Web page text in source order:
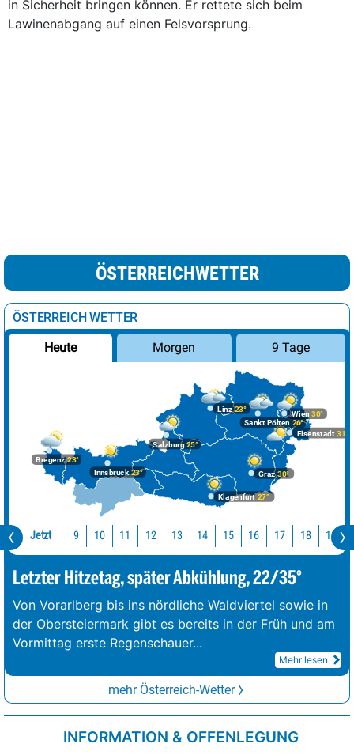
in Sicherheit bringen können. Er rettete sich beim
Lawinenabgang auf einen Felsvorsprung.
ÖSTERREICHWETTER
ÖSTERREICH WETTER
Heute Morgen 9 Tage
Bregenz23°
Graz30°
Innsbruck23°
Klagenfurt 27°
Linz23°
Salzburg25°
Wien 30°
Eisenstadt 31°
Sankt Pölten 26°
Jetzt 9 10 11 12 13 14 15 16 17 18 19
Letzter Hitzetag, später Abkühlung, 22/35°
Von Vorarlberg bis ins nördliche Waldviertel sowie in
der Obersteiermark gibt es bereits in der Früh und am
Vormittag erste Regenschauer...
Mehr lesen
mehr Österreich-Wetter
INFORMATION & OFFENLEGUNG